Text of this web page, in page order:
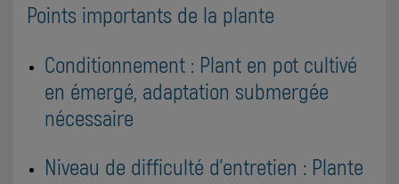
Points importants de la plante
Conditionnement : Plant en pot cultivé
en émergé, adaptation submergée
nécessaire
Niveau de difficulté d'entretien : Plante